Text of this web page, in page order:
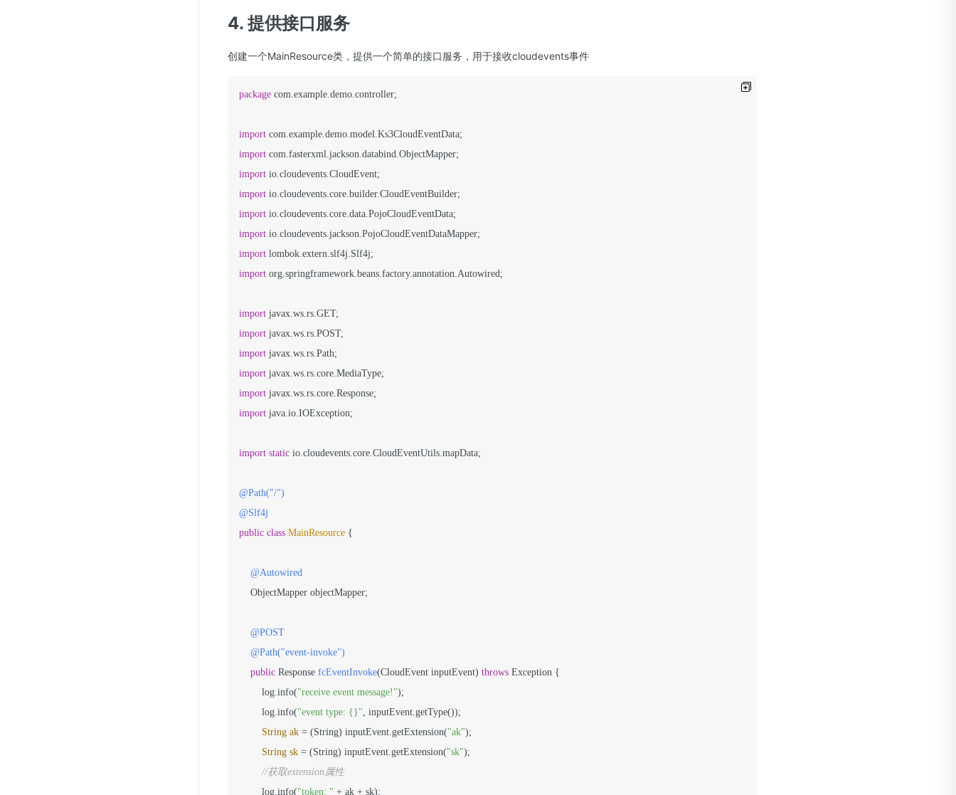
4. 提供接口服务
创建一个MainResource类，提供一个简单的接口服务，用于接收cloudevents事件
package com.example.demo.controller;
import
import
import
import
import
import
import
import org.springframework.beans.factory.annotation.Autowired;
import
import
import
import
import
import java.io.IOException;
import static io.cloudevents.core.CloudEventUtils.mapData;
@Path("/")
@Slf4j
public class MainResource {
@Autowired
ObjectMapper objectMapper;
@POST
@Path("event-invoke")
public Response fcEventInvoke(CloudEvent inputEvent) throws Exception {
        log.info(
"receive event message!");
        log.info(
"event type: {}", inputEvent.getType());
String ak = (String) inputEvent.getExtension("ak");
String sk = (String) inputEvent.getExtension("sk");
//获取extension属性
        log.info(
"token: " + ak + sk);